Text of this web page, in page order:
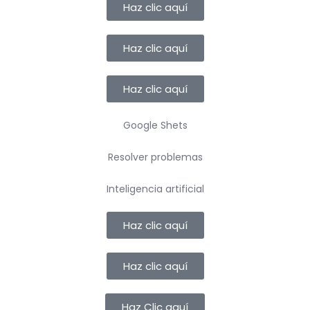
Haz clic aquí
Haz clic aquí
Haz clic aquí
Google Shets
Resolver problemas
Inteligencia artificial
Haz clic aquí
Haz clic aquí
Haz Clic aquí